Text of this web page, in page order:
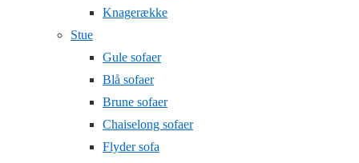
Knagerække
Stue
Gule sofaer
Blå sofaer
Brune sofaer
Chaiselong sofaer
Flyder sofa